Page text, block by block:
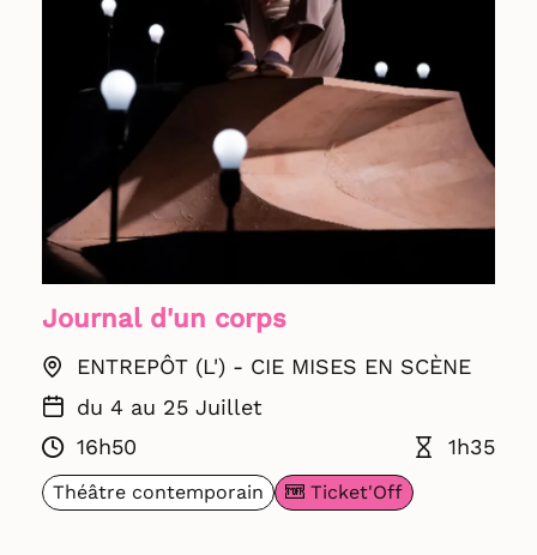
Journal d'un corps
ENTREPÔT (L') - CIE MISES EN SCÈNE
du 4 au 25 Juillet
16h50
1h35
Théâtre contemporain Ticket'Off